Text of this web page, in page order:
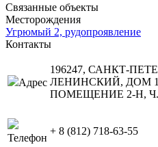
Связанные объекты
Месторождения
Угрюмый 2, рудопроявление
Контакты
Адрес
196247, САНКТ-
ЛЕНИНСКИЙ, ДОМ
ПОМЕЩЕНИЕ 2-Н,
Телефон
+ 8 (812) 718-63-55